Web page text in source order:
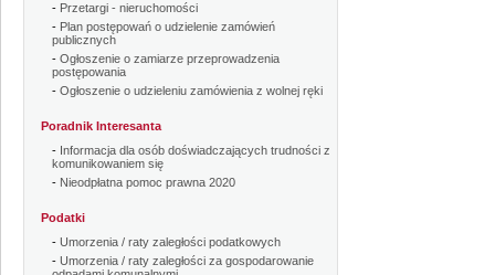
- Przetargi - nieruchomości
- Plan postępowań o udzielenie zamówień
publicznych
- Ogłoszenie o zamiarze przeprowadzenia
postępowania
- Ogłoszenie o udzieleniu zamówienia z wolnej ręki
Poradnik Interesanta
- Informacja dla osób doświadczających trudności z
komunikowaniem się
- Nieodpłatna pomoc prawna 2020
Podatki
- Umorzenia / raty zaległości podatkowych
- Umorzenia / raty zaległości za gospodarowanie